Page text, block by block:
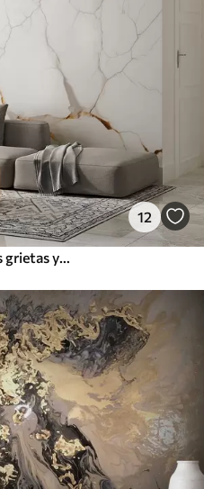
12
Imitación de mármol con finas grietas y vetas amarillas